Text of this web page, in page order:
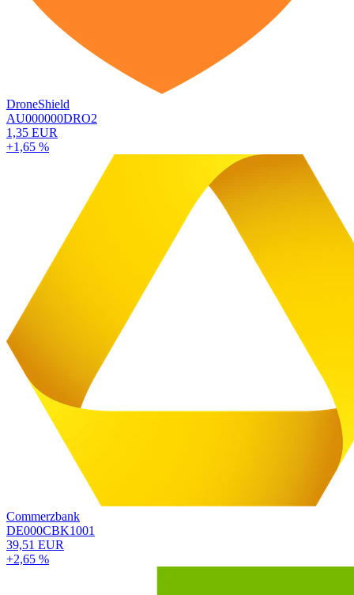
DroneShield
AU000000DRO2
1,35 EUR
+1,65 %
Commerzbank
DE000CBK1001
39,51 EUR
+2,65 %